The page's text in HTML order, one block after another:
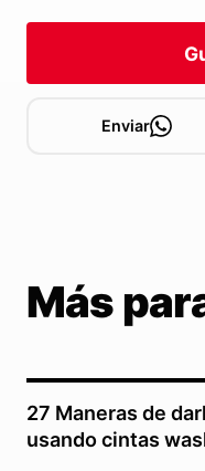
Enviar
Más
27 Maneras de
usando cintas